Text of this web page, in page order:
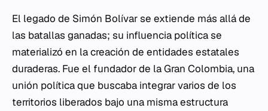
El legado de Simón Bolívar se extiende más allá de
las batallas ganadas; su influencia política se
materializó en la creación de entidades estatales
duraderas. Fue el fundador de la Gran Colombia, una
unión política que buscaba integrar varios de los
territorios liberados bajo una misma estructura